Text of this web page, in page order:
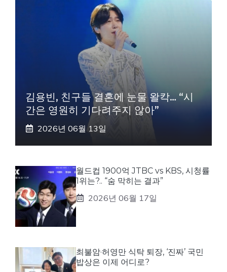
김용빈, 친구들 결혼에 눈물 왈칵… “시
간은 영원히 기다려주지 않아”
2026년 06월 13일
월드컵 1900억 JTBC vs KBS, 시청률
1위는?.. “숨 막히는 결과”
2026년 06월 17일
최불암·허영만 식탁 퇴장, ‘진짜’ 국민
밥상은 이제 어디로?